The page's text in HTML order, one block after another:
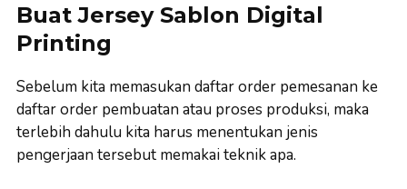
Buat Jersey Sablon Digital
Printing
Sebelum kita memasukan daftar order pemesanan ke
daftar order pembuatan atau proses produksi, maka
terlebih dahulu kita harus menentukan jenis
pengerjaan tersebut memakai teknik apa.